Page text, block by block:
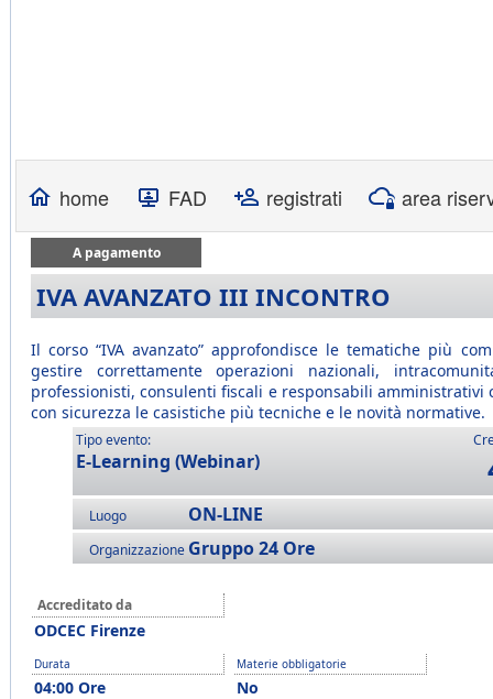
home FAD registrati area
A pagamento
IVA AVANZATO III INCONTRO
Il corso “IVA avanzato” approfondisce le tematiche più
gestire correttamente operazioni nazionali,
professionisti, consulenti fiscali e responsabili
con sicurezza le casistiche più tecniche e le novità normative.
Tipo evento:
E-Learning (Webinar)
Luogo ON-LINE
Organizzazione Gruppo 24 Ore
Accreditato da
ODCEC Firenze
Durata
04:00 Ore
Materie obbligatorie
No